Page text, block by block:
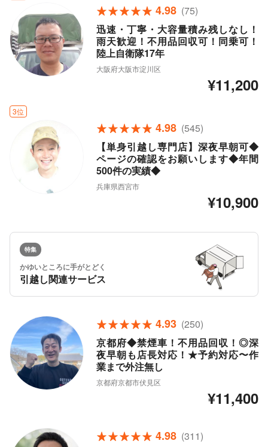
4.98 (75)
迅速・丁寧・大容量積み残しなし！
雨天歓迎！不用品回収可！同乗可！
陸上自衛隊17年
大阪府大阪市淀川区
¥11,200
3位
4.98 (545)
【単身引越し専門店】深夜早朝可◆
ページの確認をお願いします◆年間
500件の実績◆
兵庫県西宮市
¥10,900
特集
かゆいところに手がとどく
引越し関連サービス
4.93 (250)
京都府◆禁煙車！不用品回収！◎深
夜早朝も店長対応！★予約対応〜作
業まで外注無し
京都府京都市伏見区
¥11,400
4.98 (311)